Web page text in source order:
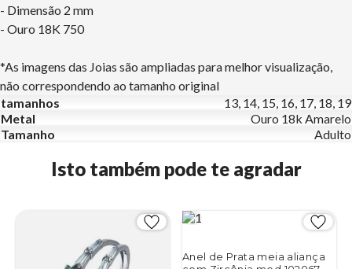
- Dimensão 2 mm
- Ouro 18K 750
*As imagens das Joias são ampliadas para melhor visualização,
não correspondendo ao tamanho original
tamanhos
13, 14, 15, 16, 17, 18, 19
Metal
Ouro 18k Amarelo
Tamanho
Adulto
Isto também pode te agradar
Anel de Prata meia aliança